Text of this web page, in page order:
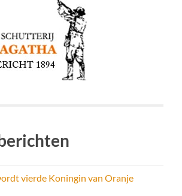
vierde Koningin van Oranje